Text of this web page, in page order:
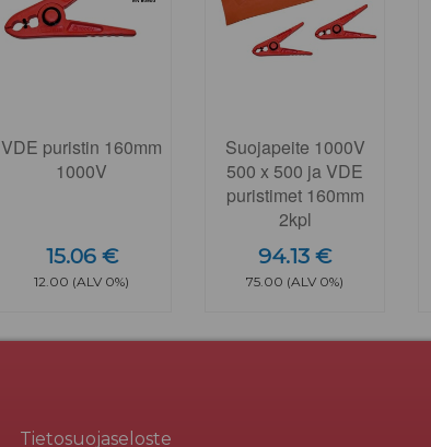
VDE puristin 160mm
1000V
15.06 €
12.00 (ALV 0%)
Suojapeite 1000V
500 x 500 ja VDE
puristimet 160mm
2kpl
94.13 €
75.00 (ALV 0%)
Tietosuojaseloste